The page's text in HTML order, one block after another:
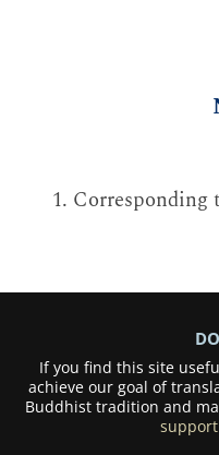
Corresponding
If you find this site
achieve our goal of
Buddhist tradition and